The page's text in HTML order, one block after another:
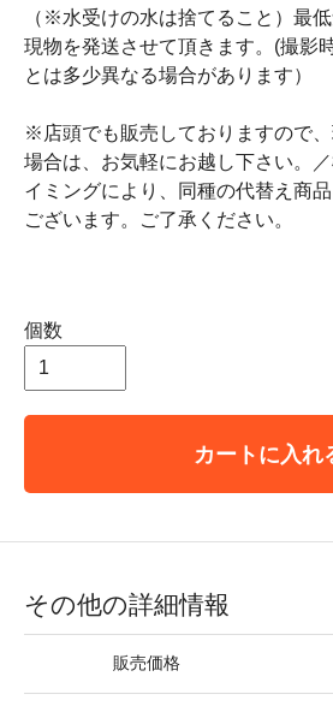
（※水受けの水は捨てること）最
現物を発送させて頂きます。(撮影
とは多少異なる場合があります）
※店頭でも販売しておりますので
場合は、お気軽にお越し下さい。
イミングにより、同種の代替え商
ございます。ご了承ください。
個数
カートに入れ
その他の詳細情報
販売価格